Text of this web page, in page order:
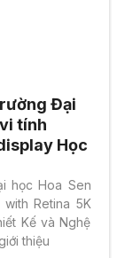
Đại
tính
Học
học Hoa Sen
Retina 5K
Kế và Nghệ
thiệu